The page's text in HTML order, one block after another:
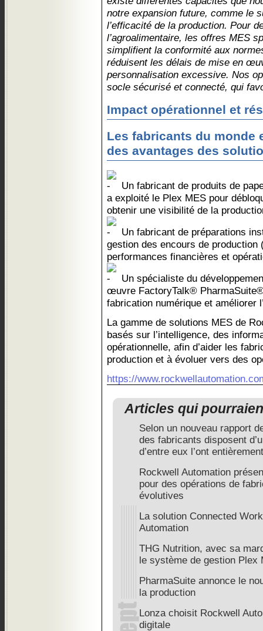
notre expansion future, comme le
l’efficacité de la production. Pour
l’agroalimentaire, les offres MES
simplifient la conformité aux
réduisent les délais de mise en
personnalisation excessive. Nos
socle sécurisé et connecté, qui
Impact opérationnel et
Les fabricants du monde
des avantages des
Un fabricant de produits de
a exploité le Plex MES pour
obtenir une visibilité de la
Un fabricant de préparations
gestion des encours de production
performances financières et
Un spécialiste du
œuvre FactoryTalk®
fabrication numérique et améliorer
La gamme de solutions MES de
basés sur l’intelligence, des
opérationnelle, afin d’aider les
production et à évoluer vers des
https://
Articles qui
Selon un nouveau rapport
des fabricants disposent
d’entre eux l’ont
Rockwell Automation
pour des opérations de
évolutives
La solution Connected
Automation
THG Nutrition, avec sa
le système de gestion Plex
PharmaSuite annonce le
la production
Lonza choisit Rockwell
digitale